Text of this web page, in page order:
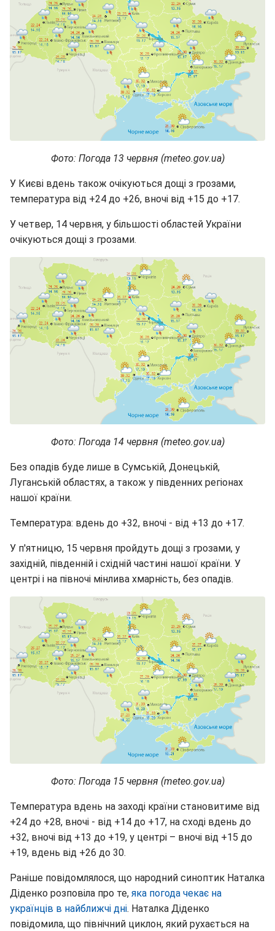
Фото: Погода 13 червня (meteo.gov.ua)
У Києві вдень також очікуються дощі з грозами,
температура від +24 до +26, вночі від +15 до +17.
У четвер, 14 червня, у більшості областей України
очікуються дощі з грозами.
Фото: Погода 14 червня (meteo.gov.ua)
Без опадів буде лише в Сумській, Донецькій,
Луганській областях, а також у південних регіонах
нашої країни.
Температура: вдень до +32, вночі - від +13 до +17.
У п'ятницю, 15 червня пройдуть дощі з грозами, у
західній, південній і східній частині нашої країни. У
центрі і на півночі мінлива хмарність, без опадів.
Фото: Погода 15 червня (meteo.gov.ua)
Температура вдень на заході країни становитиме від
+24 до +28, вночі - від +14 до +17, на сході вдень до
+32, вночі від +13 до +19, у центрі – вночі від +15 до
+19, вдень від +26 до 30.
Раніше повідомлялося, що народний синоптик Наталка
Діденко розповіла про те, яка погода чекає на
українців в найближчі дні. Наталка Діденко
повідомила, що північний циклон, який рухається на